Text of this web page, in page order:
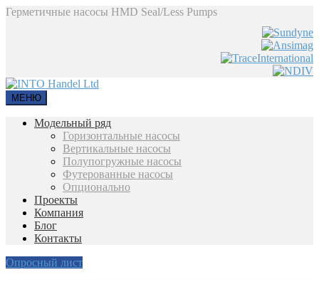
Герметичные насосы HMD Seal/Less Pumps
МЕНЮ
Модельный ряд
Горизонтальные насосы
Вертикальные насосы
Полупогружные насосы
Футерованные насосы
Опционально
Проекты
Компания
Блог
Контакты
Опросный лист